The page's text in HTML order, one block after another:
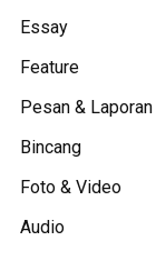
Essay
Feature
Pesan & Laporan
Bincang
Foto & Video
Audio